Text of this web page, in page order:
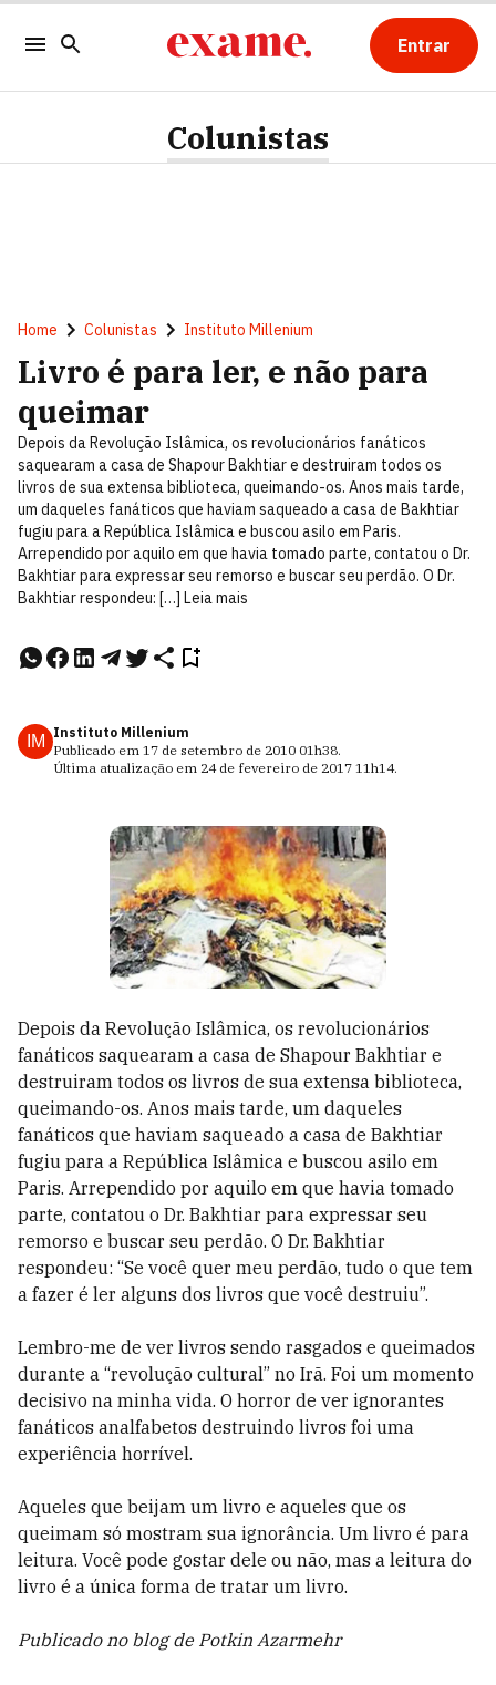
Entrar
Colunistas
Home Colunistas Instituto Millenium
Livro é para ler, e não para
queimar
Depois da Revolução Islâmica, os revolucionários fanáticos
saquearam a casa de Shapour Bakhtiar e destruiram todos os
livros de sua extensa biblioteca, queimando-os. Anos mais tarde,
um daqueles fanáticos que haviam saqueado a casa de Bakhtiar
fugiu para a República Islâmica e buscou asilo em Paris.
Arrependido por aquilo em que havia tomado parte, contatou o Dr.
Bakhtiar para expressar seu remorso e buscar seu perdão. O Dr.
Bakhtiar respondeu: […] Leia mais
IM
Instituto Millenium
Publicado em 17 de setembro de 2010 01h38.
Última atualização em 24 de fevereiro de 2017 11h14.
Depois da Revolução Islâmica, os revolucionários
fanáticos saquearam a casa de Shapour Bakhtiar e
destruiram todos os livros de sua extensa biblioteca,
queimando-os. Anos mais tarde, um daqueles
fanáticos que haviam saqueado a casa de Bakhtiar
fugiu para a República Islâmica e buscou asilo em
Paris. Arrependido por aquilo em que havia tomado
parte, contatou o Dr. Bakhtiar para expressar seu
remorso e buscar seu perdão. O Dr. Bakhtiar
respondeu: “Se você quer meu perdão, tudo o que tem
a fazer é ler alguns dos livros que você destruiu”.
Lembro-me de ver livros sendo rasgados e queimados
durante a “revolução cultural” no Irã. Foi um momento
decisivo na minha vida. O horror de ver ignorantes
fanáticos analfabetos destruindo livros foi uma
experiência horrível.
Aqueles que beijam um livro e aqueles que os
queimam só mostram sua ignorância. Um livro é para
leitura. Você pode gostar dele ou não, mas a leitura do
livro é a única forma de tratar um livro.
Publicado no blog de Potkin Azarmehr